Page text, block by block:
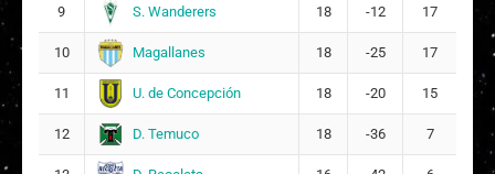
9 S. Wanderers 18 -12 17
10 Magallanes 18 -25 17
11 U. de Concepción 18 -20 15
12 D. Temuco 18 -36 7